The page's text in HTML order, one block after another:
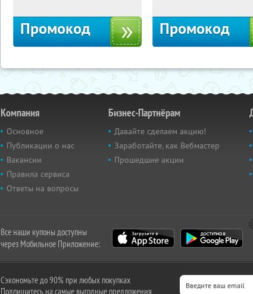
Промокод Промокод
Компания
Основное
Публикации о нас
Вакансии
Правила сервиса
Ответы на вопросы
Бизнес-Партнёрам
Давайте сделаем акцию!
Заработайте, как Вебмастер
Прошедшие акции
Все наши купоны доступны
через Мобильное Приложение:
Сэкономьте до 90% при любых покупках
Подпишитесь на самые выгодные предложения